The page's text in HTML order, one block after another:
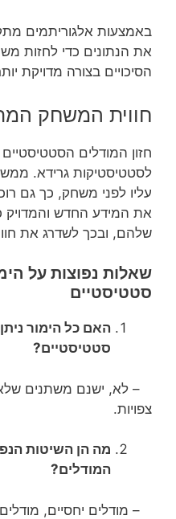
באמצעות אלגוריתמים
את הנתונים כדי לחזות
הסיכויים בצורה מדויקת
חווית המשחק
חזון המודלים הסטטיסטיים
לסטטיסטיקות גרידא.
עליו לפני משחק, כך גם
את המידע החדש והמדויק
שלהם, ובכך לשדרג את
שאלות נפוצות על
סטטיסטיים
האם כל הימור
סטטיסטיים?
– לא, ישנם משתנים שלא
צפויות.
מה הן השיטות
המודלים?
– מודלים יחסיים, מודלים